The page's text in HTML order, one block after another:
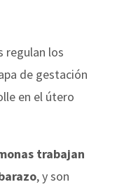
regulan los
de gestación
en el útero
trabajan
, y son